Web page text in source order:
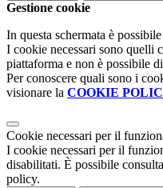
Gestione cookie
In questa schermata è
I cookie necessari sono quelli
piattaforma e non è possibile
Per conoscere quali sono i
visionare la COOKIE
Cookie necessari per il
I cookie necessari per il
disabilitati. È possibile
policy.